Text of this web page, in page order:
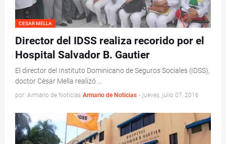
CESAR MELLA
Director del IDSS realiza recorido por el
Hospital Salvador B. Gautier
El director del Instituto Dominicano de Seguros Sociales (IDSS),
doctor César Mella realizó …
por: Armario de Noticias Armario de Noticias - jueves, julio 07, 2016